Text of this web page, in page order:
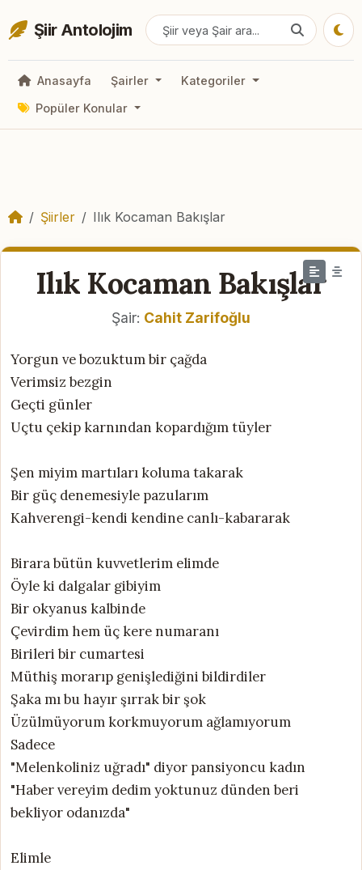
Şiir Antolojim
Anasayfa Şairler
Kategoriler
Popüler Konular
Şiirler Ilık Kocaman Bakışlar
Ilık Kocaman Bakışlar
Şair: Cahit Zarifoğlu
Yorgun ve bozuktum bir çağda
Verimsiz bezgin
Geçti günler
Uçtu çekip karnından kopardığım tüyler
Şen miyim martıları koluma takarak
Bir güç denemesiyle pazularım
Kahverengi-kendi kendine canlı-kabararak
Birara bütün kuvvetlerim elimde
Öyle ki dalgalar gibiyim
Bir okyanus kalbinde
Çevirdim hem üç kere numaranı
Birileri bir cumartesi
Müthiş morarıp genişlediğini bildirdiler
Şaka mı bu hayır şırrak bir şok
Üzülmüyorum korkmuyorum ağlamıyorum
Sadece
"Melenkoliniz uğradı" diyor pansiyoncu kadın
"Haber vereyim dedim yoktunuz dünden beri
bekliyor odanızda"
Elimle